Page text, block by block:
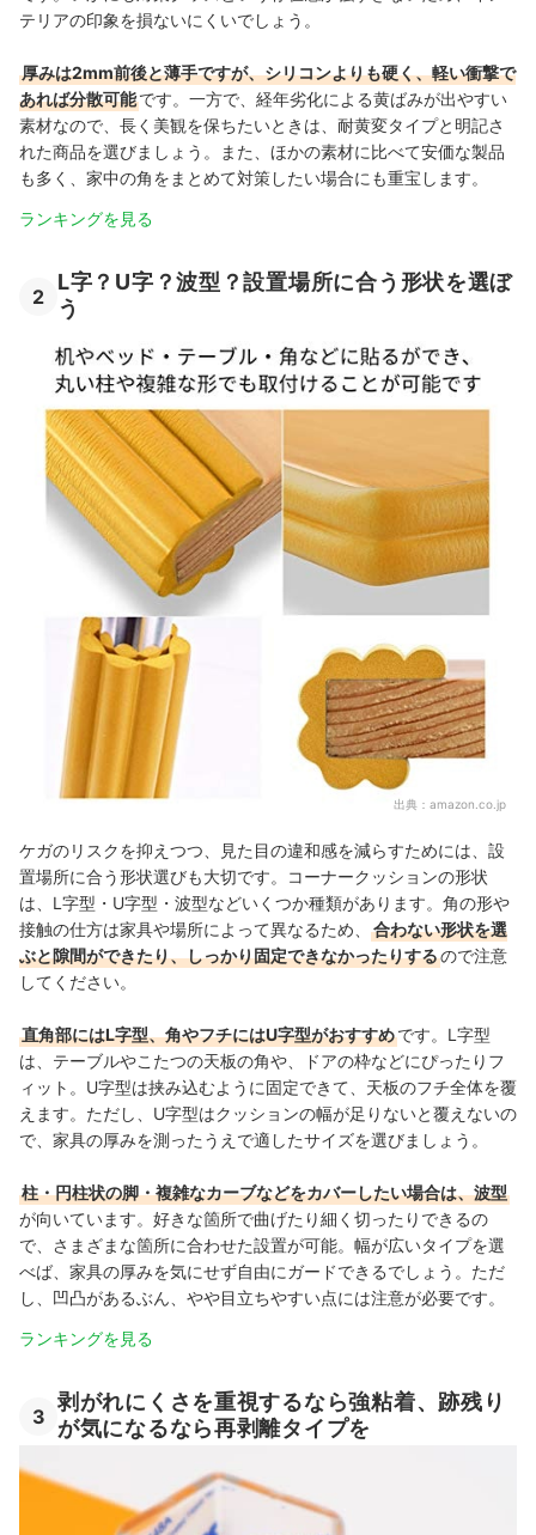
テリアの印象を損ないにくいでしょう。
厚みは2mm前後と薄手ですが、シリコンよりも硬く、軽い衝撃で
あれば分散可能です。一方で、経年劣化による黄ばみが出やすい
素材なので、長く美観を保ちたいときは、耐黄変タイプと明記さ
れた商品を選びましょう。また、ほかの素材に比べて安価な製品
も多く、家中の角をまとめて対策したい場合にも重宝します。
ランキングを見る
2
L字？U字？波型？設置場所に合う形状を選ぼ
う
出典： amazon.co.jp
ケガのリスクを抑えつつ、見た目の違和感を減らすためには、設
置場所に合う形状選びも大切です。コーナークッションの形状
は、L字型・U字型・波型などいくつか種類があります。角の形や
接触の仕方は家具や場所によって異なるため、
合わない形状を選
ぶと隙間ができたり、しっかり固定できなかったりするので注意
してください。
直角部にはL字型、角やフチにはU字型がおすすめです。L字型
は、テーブルやこたつの天板の角や、ドアの枠などにぴったりフ
ィット。U字型は挟み込むように固定できて、天板のフチ全体を覆
えます。ただし、U字型はクッションの幅が足りないと覆えないの
で、家具の厚みを測ったうえで適したサイズを選びましょう。
柱・円柱状の脚・複雑なカーブなどをカバーしたい場合は、波型
が向いています。好きな箇所で曲げたり細く切ったりできるの
で、さまざまな箇所に合わせた設置が可能。幅が広いタイプを選
べば、家具の厚みを気にせず自由にガードできるでしょう。ただ
し、凹凸があるぶん、やや目立ちやすい点には注意が必要です。
ランキングを見る
3
剥がれにくさを重視するなら強粘着、跡残り
が気になるなら再剥離タイプを